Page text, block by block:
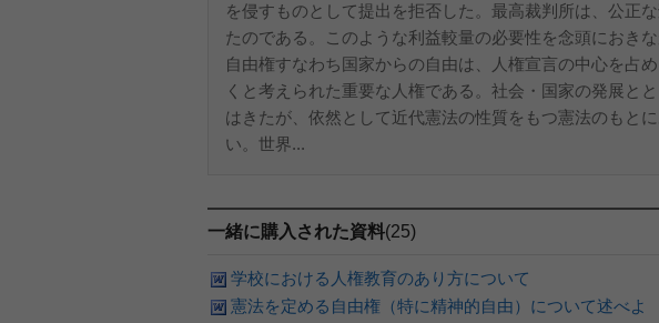
を侵すものとして提出を拒否した。最高裁判所は、公正
たのである。このような利益較量の必要性を念頭におき
自由権すなわち国家からの自由は、人権宣言の中心を占
くと考えられた重要な人権である。社会・国家の発展と
はきたが、依然として近代憲法の性質をもつ憲法のもと
い。世界...
一緒に購入された資料(25)
学校における人権教育のあり方について
憲法を定める自由権（特に精神的自由）について述べよ